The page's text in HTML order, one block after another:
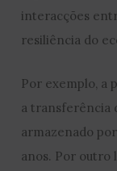
interacções
resiliência do
Por exemplo, a
a transferência
armazenado
anos. Por outro